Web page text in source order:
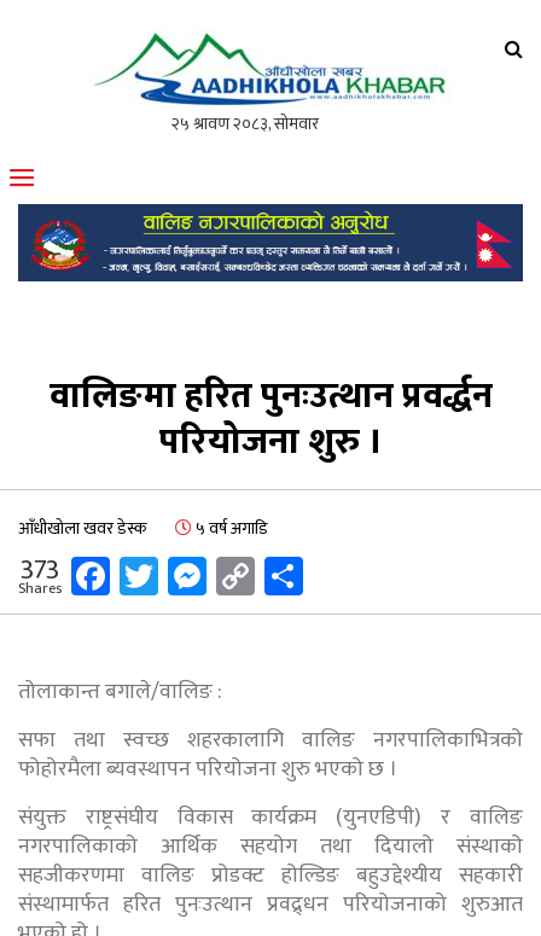
मोफसलकै लोकप्रिय अनलाइन पत्रिका
वालिङमा हरित पुनःउत्थान प्रवर्द्धन
परियोजना शुरु ।
आँधीखोला खवर डेस्क ५ वर्ष अगाडि
373
Shares Facebook
Twitter
Messenger
Copy
Link
तोलाकान्त बगाले/वालिङ :
सफा तथा स्वच्छ शहरकालागि वालिङ नगरपालिकाभित्रको
फोहोरमैला ब्यवस्थापन परियोजना शुरु भएको छ ।
संयुक्त राष्ट्रसंघीय विकास कार्यक्रम (युनएडिपी) र वालिङ
नगरपालिकाको आर्थिक सहयोग तथा दियालो संस्थाको
सहजीकरणमा वालिङ प्रोडक्ट होल्डिङ बहुउद्देश्यीय सहकारी
संस्थामार्फत हरित पुनःउत्थान प्रवद्र्धन परियोजनाको शुरुआत